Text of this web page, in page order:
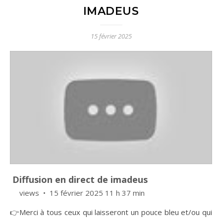
IMADEUS
15 février 2025
Diffusion en direct de imadeus
views
15 février 2025 11 h 37 min
👉Merci à tous ceux qui laisseront un pouce bleu et/ou qui